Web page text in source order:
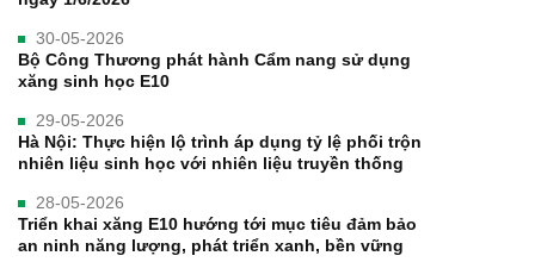
30-05-2026
Bộ Công Thương phát hành Cẩm nang sử dụng
xăng sinh học E10
29-05-2026
Hà Nội: Thực hiện lộ trình áp dụng tỷ lệ phối trộn
nhiên liệu sinh học với nhiên liệu truyền thống
28-05-2026
Triển khai xăng E10 hướng tới mục tiêu đảm bảo
an ninh năng lượng, phát triển xanh, bền vững